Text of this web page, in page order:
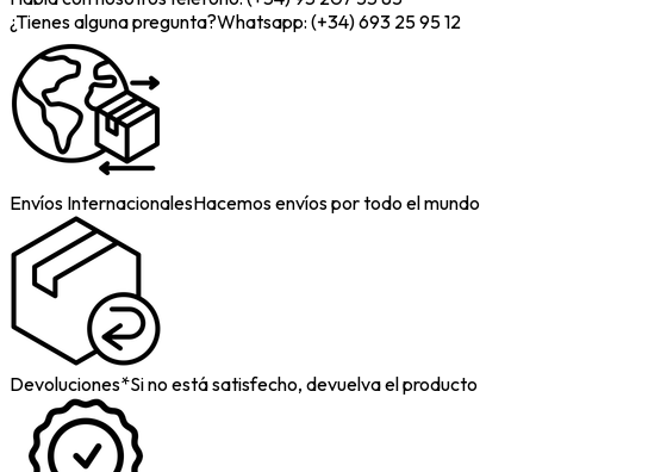
¿Tienes alguna pregunta?Whatsapp: (+34) 693 25 95 12
Envíos InternacionalesHacemos envíos por todo el mundo
Devoluciones*Si no está satisfecho, devuelva el producto